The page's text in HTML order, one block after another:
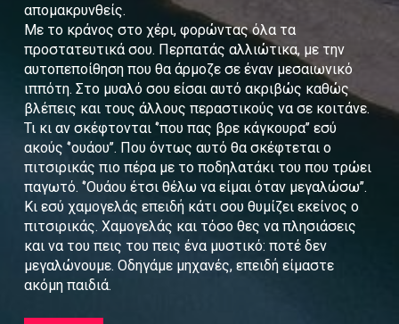
απομακρυνθείς.
Με το κράνος στο χέρι, φορώντας όλα τα
προστατευτικά σου. Περπατάς αλλιώτικα, με την
αυτοπεποίθηση που θα άρμοζε σε έναν μεσαιωνικό
ιππότη. Στο μυαλό σου είσαι αυτό ακριβώς καθώς
βλέπεις και τους άλλους περαστικούς να σε κοιτάνε.
Τι κι αν σκέφτονται ‘’που πας βρε κάγκουρα’’ εσύ
ακούς ‘’ουάου’’. Που όντως αυτό θα σκέφτεται ο
πιτσιρικάς πιο πέρα με το ποδηλατάκι του που τρώει
παγωτό. ‘’Ουάου έτσι θέλω να είμαι όταν μεγαλώσω’’.
Κι εσύ χαμογελάς επειδή κάτι σου θυμίζει εκείνος ο
πιτσιρικάς. Χαμογελάς και τόσο θες να πλησιάσεις
και να του πεις του πεις ένα μυστικό: ποτέ δεν
μεγαλώνουμε. Οδηγάμε μηχανές, επειδή είμαστε
ακόμη παιδιά.